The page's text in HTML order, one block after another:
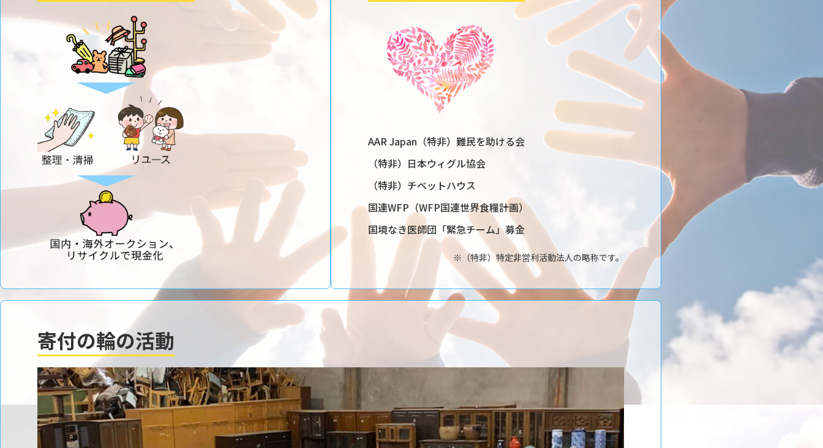
AAR Japan（特非）難民を助ける会
（特非）日本ウィグル協会
（特非）チベットハウス
国連WFP（WFP国連世界食糧計画）
国境なき医師団「緊急チーム」募金
※（特非）特定非営利活動法人の略称です。
寄付の輪の活動